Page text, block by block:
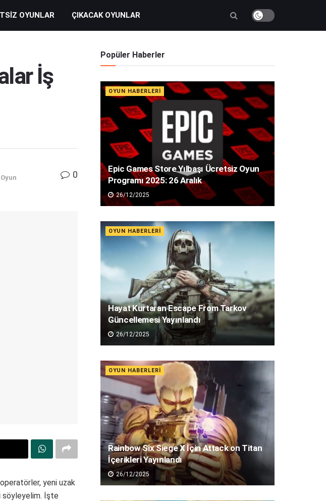
OYUNLAR ÇIKACAK OYUNLAR
İş
0
yeni uzak
söyleyelim. İşte
Popüler Haberler
OYUN HABERLERI
Epic Games Store Yılbaşı Ücretsiz Oyun
Programı 2025: 26 Aralık
26/12/2025
OYUN HABERLERI
Hayat Kurtaran Escape From Tarkov
Güncellemesi Yayınlandı
26/12/2025
OYUN HABERLERI
Rainbow Six Siege X İçin Attack on Titan
İçerikleri Yayınlandı
26/12/2025